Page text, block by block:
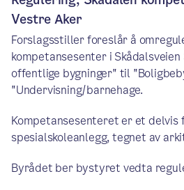
Vestre Aker
Forslagsstiller foreslår å
kompetansesenter i
offentlige bygninger" til
"Undervisning/barnehage.
Kompetansesenteret er et delvis
spesialskoleanlegg, tegnet av
Byrådet ber bystyret vedta